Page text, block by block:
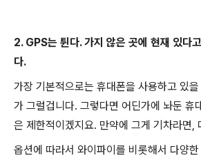
2. GPS는 튄다. 가지 않은 곳에 현재 있다
다.
가장 기본적으로는 휴대폰을 사용하고 있
가 그럴겁니다. 그렇다면 어딘가에 놔둔 휴
은 제한적이겠지요. 만약에 그게 기차라면,
옵션에 따라서 와이파이를 비롯해서 다양